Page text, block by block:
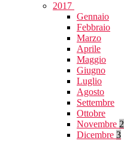
2017
Gennaio
Febbraio
Marzo
Aprile
Maggio
Giugno
Luglio
Agosto
Settembre
Ottobre
Novembre 2
Dicembre 3